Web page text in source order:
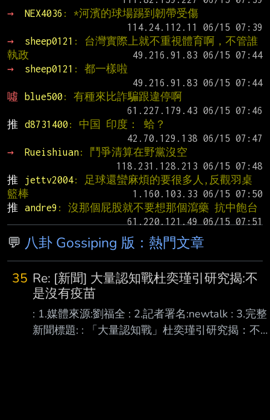
→
NEX4036 : *河濱的球場踢到韌帶受傷
→
sheep0121 : 台灣實際上就不重視體育啊，不管誰
執政
→
sheep0121 : 都一樣啦
噓
blue500 : 有種來比詐騙跟違停啊
推
d8731400 : 中国 印度： 蛤？
→
Rueishiuan: 鬥爭清算在野黨沒空
推
jettv2004: 足球還蠻麻煩的要很多人,反觀羽桌
籃棒
推
andre9 : 沒那個屁股就不要想那個瀉藥 抗中飽台
💬 八卦 Gossiping 版：熱門文章
35 Re: [新聞] 大量認知戰杜奕瑾引研究揭:不
是沒有疫苗
: 1.媒體來源:劉福全 : 2.記者署名:newtalk : 3.完整
新聞標題: : 「大量認知戰」杜奕瑾引研究揭：不